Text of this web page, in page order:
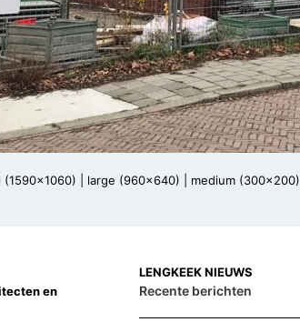
(1590x1060) large (960x640) medium (300x200)
en
LENGKEEK NIEUWS
Recente berichten